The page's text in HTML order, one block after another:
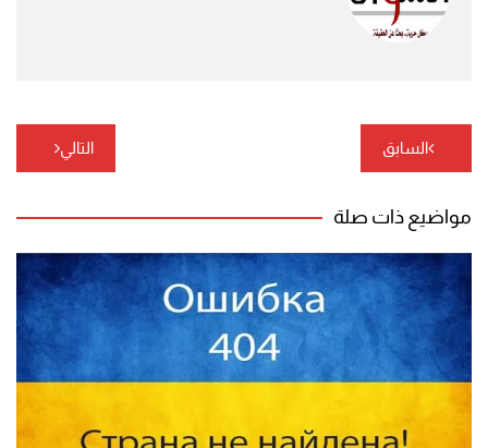
تصفّح
المقالات
السابق التالي
مواضيع ذات صلة